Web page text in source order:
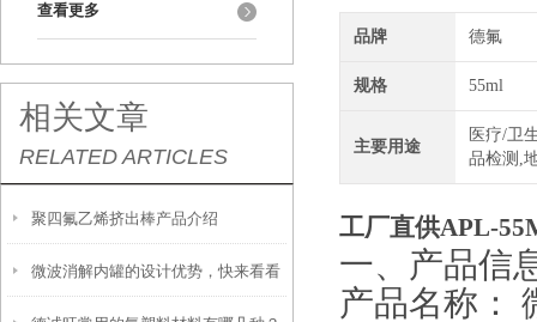
查看更多
相关文章
RELATED ARTICLES
聚四氟乙烯挤出棒产品介绍
微波消解内罐的设计优势，快来看看
品牌 德氟
规格 55ml
主要用途
医疗/卫
品检测,
工厂直供APL-
一、产品信
产品名称：